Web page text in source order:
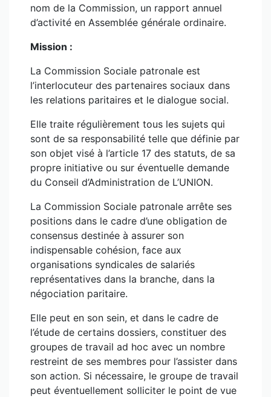
nom de la Commission, un rapport annuel
d’activité en Assemblée générale ordinaire.
Mission :
La Commission Sociale patronale est
l’interlocuteur des partenaires sociaux dans
les relations paritaires et le dialogue social.
Elle traite régulièrement tous les sujets qui
sont de sa responsabilité telle que définie par
son objet visé à l’article 17 des statuts, de sa
propre initiative ou sur éventuelle demande
du Conseil d’Administration de L’UNION.
La Commission Sociale patronale arrête ses
positions dans le cadre d’une obligation de
consensus destinée à assurer son
indispensable cohésion, face aux
organisations syndicales de salariés
représentatives dans la branche, dans la
négociation paritaire.
Elle peut en son sein, et dans le cadre de
l’étude de certains dossiers, constituer des
groupes de travail ad hoc avec un nombre
restreint de ses membres pour l’assister dans
son action. Si nécessaire, le groupe de travail
peut éventuellement solliciter le point de vue